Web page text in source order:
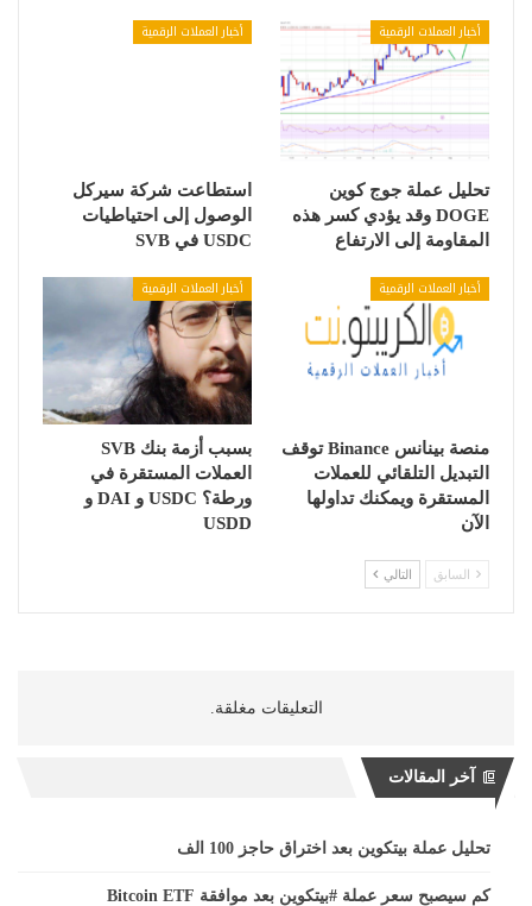
أخبار العملات الرقمية
تحليل عملة جوج كوين
DOGE وقد يؤدي كسر هذه
المقاومة إلى الارتفاع
أخبار العملات الرقمية
استطاعت شركة سيركل
الوصول إلى احتياطيات
USDC في SVB
أخبار العملات الرقمية
منصة بينانس Binance توقف
التبديل التلقائي للعملات
المستقرة ويمكنك تداولها
الآن
أخبار العملات الرقمية
بسبب أزمة بنك SVB
العملات المستقرة في
ورطة؟ USDC و DAI و
USDD
السابق التالي
التعليقات مغلقة.
آخر المقالات
تحليل عملة بيتكوين بعد اختراق حاجز 100 الف
كم سيصبح سعر عملة #بيتكوين بعد موافقة Bitcoin ETF